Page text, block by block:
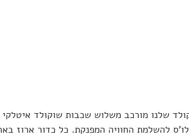
שלנו מורכב משלוש שכבות שוקולד
להשלמת החוויה המפנקת. כל כדור ארוז